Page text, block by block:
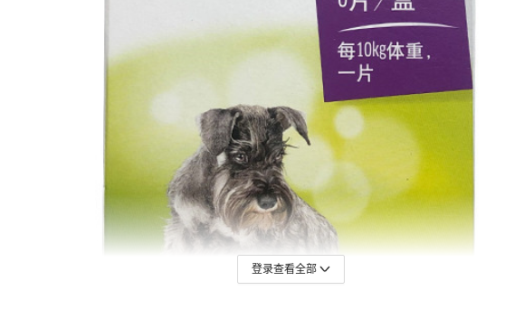
登录查看全部